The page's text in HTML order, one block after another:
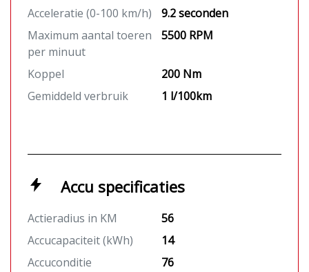
Acceleratie (0-100 km/h)
9.2 seconden
Maximum aantal toeren
per minuut
5500 RPM
Koppel
200 Nm
Gemiddeld verbruik
1 l/100km
Accu specificaties
Actieradius in KM
56
Accucapaciteit (kWh)
14
Accuconditie
76